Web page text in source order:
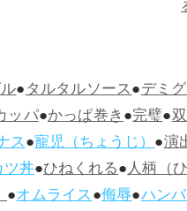
●タルタルソース●デミ
ッパ●かっぱ巻き●完璧●
ス●寵児（ちょうじ）●演
丼●ひねくれる●人柄（
●オムライス●侮辱●ハン